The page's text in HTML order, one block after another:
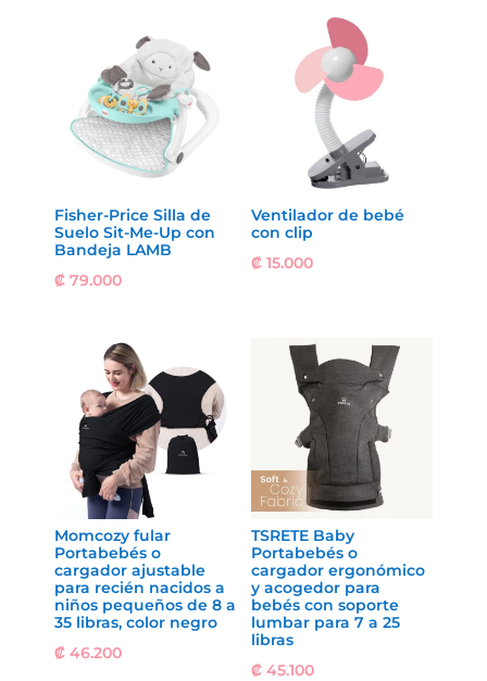
Fisher-Price Silla de
Suelo Sit-Me-Up con
Bandeja LAMB
₡ 79.000
Ventilador de bebé
con clip
₡15.000
Momcozy fular
Portabebés o
cargador ajustable
para recién nacidos a
niños pequeños de 8 a
35 libras, color negro
₡ 46.200
TSRETE Baby
Portabebés o
cargador ergonómico
y acogedor para
bebés con soporte
lumbar para 7 a 25
libras
₡45.100